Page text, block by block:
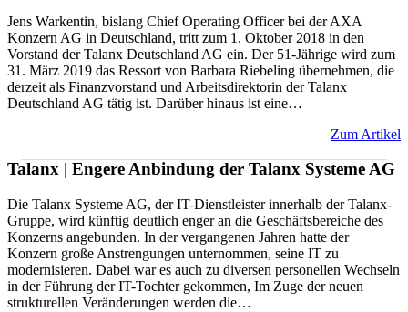
Jens Warkentin, bislang Chief Operating Officer bei der AXA
Konzern AG in Deutschland, tritt zum 1. Oktober 2018 in den
Vorstand der Talanx Deutschland AG ein. Der 51-Jährige wird zum
31. März 2019 das Ressort von Barbara Riebeling übernehmen, die
derzeit als Finanzvorstand und Arbeitsdirektorin der Talanx
Deutschland AG tätig ist. Darüber hinaus ist eine…
Zum Artikel
Talanx | Engere Anbindung der Talanx Systeme AG
Die Talanx Systeme AG, der IT-Dienstleister innerhalb der Talanx-
Gruppe, wird künftig deutlich enger an die Geschäftsbereiche des
Konzerns angebunden. In der vergangenen Jahren hatte der
Konzern große Anstrengungen unternommen, seine IT zu
modernisieren. Dabei war es auch zu diversen personellen Wechseln
in der Führung der IT-Tochter gekommen, Im Zuge der neuen
strukturellen Veränderungen werden die…